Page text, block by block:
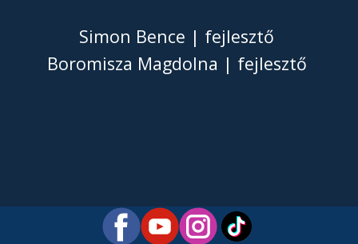
Simon Bence | fejlesztő
Boromisza Magdolna | fejlesztő